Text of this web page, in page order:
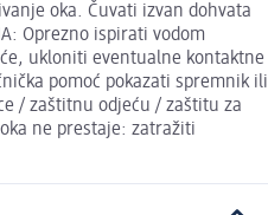
oka. Čuvati izvan dohvata
Oprezno ispirati vodom
ukloniti eventualne kontaktne
pomoć pokazati spremnik ili
/ zaštitnu odjeću / zaštitu za
ne prestaje: zatražiti